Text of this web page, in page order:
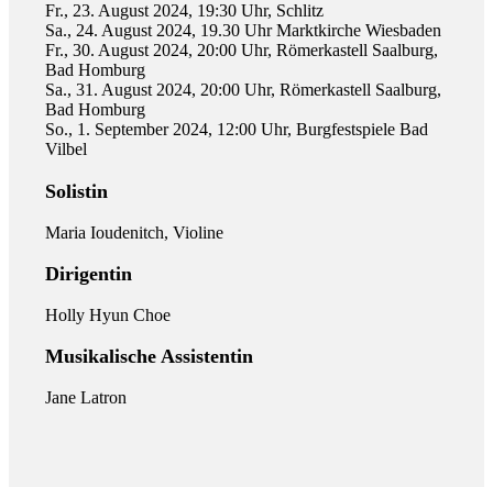
Fr., 23. August 2024, 19:30 Uhr, Schlitz
Sa., 24. August 2024, 19.30 Uhr Marktkirche Wiesbaden
Fr., 30. August 2024, 20:00 Uhr, Römerkastell Saalburg,
Bad Homburg
Sa., 31. August 2024, 20:00 Uhr, Römerkastell Saalburg,
Bad Homburg
So., 1. September 2024, 12:00 Uhr, Burgfestspiele Bad
Vilbel
Solistin
Maria Ioudenitch, Violine
Dirigentin
Holly Hyun Choe
Musikalische Assistentin
Jane Latron